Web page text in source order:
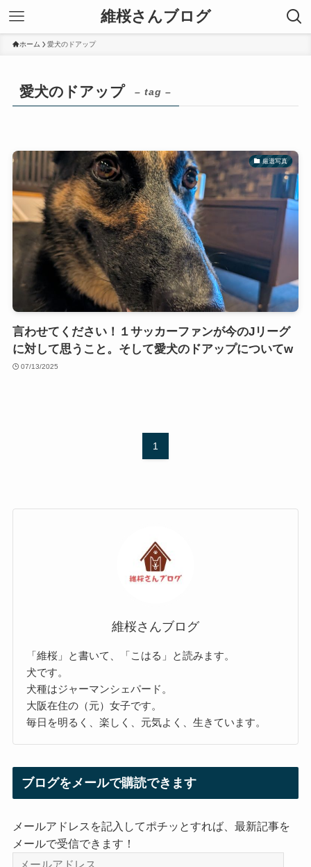
維桜さんブログ
ホーム 愛犬のドアップ
愛犬のドアップ – tag –
厳選写真
言わせてください！１サッカーファンが今のJリーグ
に対して思うこと。そして愛犬のドアップについてw
07/13/2025
1
維桜さんブログ
「維桜」と書いて、「こはる」と読みます。
犬です。
犬種はジャーマンシェパード。
大阪在住の（元）女子です。
毎日を明るく、楽しく、元気よく、生きています。
ブログをメールで購読できます
メールアドレスを記入してポチッとすれば、最新記事を
メールで受信できます！
メ